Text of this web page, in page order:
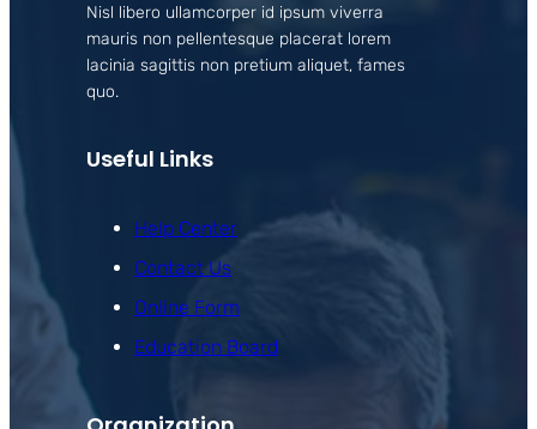
Nisl libero ullamcorper id ipsum viverra
mauris non pellentesque placerat lorem
lacinia sagittis non pretium aliquet, fames
quo.
Useful Links
Help Center
Contact Us
Online Form
Education Board